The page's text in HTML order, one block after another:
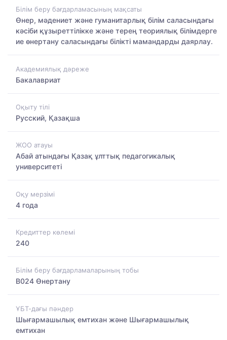
Білім беру бағдарламасының мақсаты
Өнер, мәдениет және гуманитарлық білім саласындағы
кәсіби құзыреттілікке және терең теориялық білімдерге
ие өнертану саласындағы білікті мамандарды даярлау.
Академиялық дәреже
Бакалавриат
Оқыту тілі
Русский, Қазақша
ЖОО атауы
Абай атындағы Қазақ ұлттық педагогикалық
университеті
Оқу мерзімі
4 года
Кредиттер көлемі
240
Білім беру бағдарламаларының тобы
B024 Өнертану
ҰБТ-дағы пәндер
Шығармашылық емтихан және Шығармашылық
емтихан